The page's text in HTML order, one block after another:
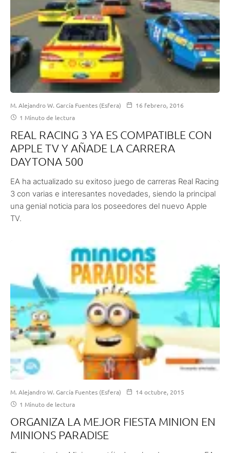
M. Alejandro W. García Fuentes (Esfera)
16 febrero, 2016
1 Minuto de lectura
REAL RACING 3 YA ES COMPATIBLE CON
APPLE TV Y AÑADE LA CARRERA
DAYTONA 500
EA ha actualizado su exitoso juego de carreras Real Racing
3 con varias e interesantes novedades, siendo la principal
una genial noticia para los poseedores del nuevo Apple
TV.
M. Alejandro W. García Fuentes (Esfera)
14 octubre, 2015
1 Minuto de lectura
ORGANIZA LA MEJOR FIESTA MINION EN
MINIONS PARADISE